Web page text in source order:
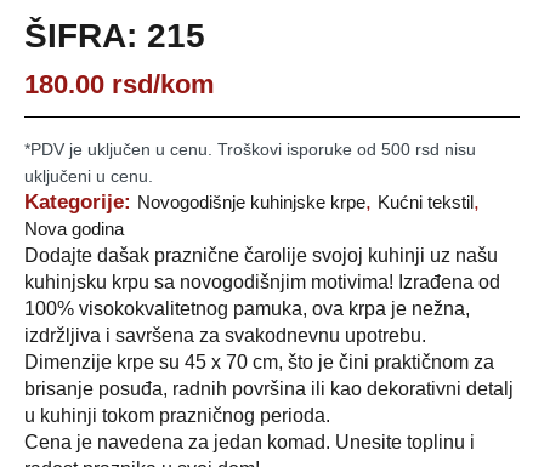
ŠIFRA: 215
180.00 rsd/kom
*PDV je uključen u cenu. Troškovi isporuke od 500 rsd nisu
uključeni u cenu.
Kategorije: Novogodišnje kuhinjske krpe, Kućni tekstil,
Nova godina
Dodajte dašak praznične čarolije svojoj kuhinji uz našu
kuhinjsku krpu sa novogodišnjim motivima! Izrađena od
100% visokokvalitetnog pamuka, ova krpa je nežna,
izdržljiva i savršena za svakodnevnu upotrebu.
Dimenzije krpe su 45 x 70 cm, što je čini praktičnom za
brisanje posuđa, radnih površina ili kao dekorativni detalj
u kuhinji tokom prazničnog perioda.
Cena je navedena za jedan komad. Unesite toplinu i